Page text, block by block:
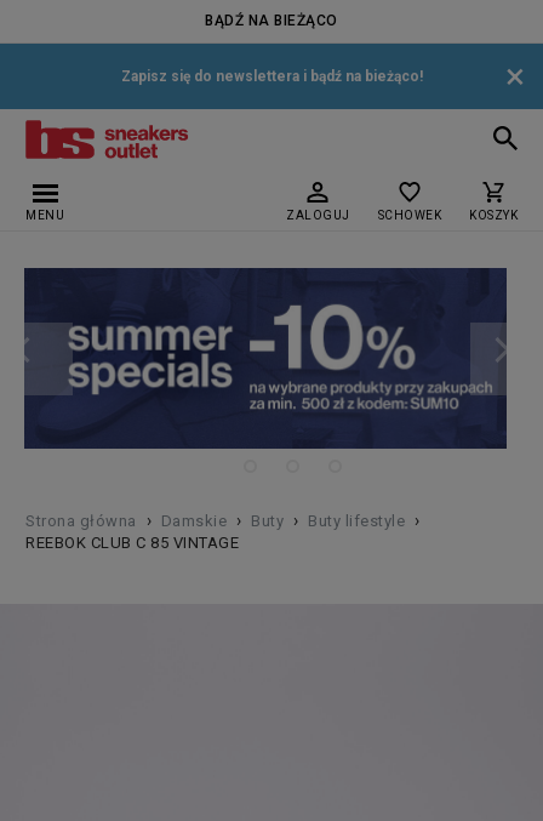
BĄDŹ NA BIEŻĄCO
Zapisz się do newslettera i bądź na bieżąco! ×
MENU ZALOGUJ SCHOWEK KOSZYK
Strona główna › Damskie › Buty › Buty lifestyle ›
REEBOK CLUB C 85 VINTAGE